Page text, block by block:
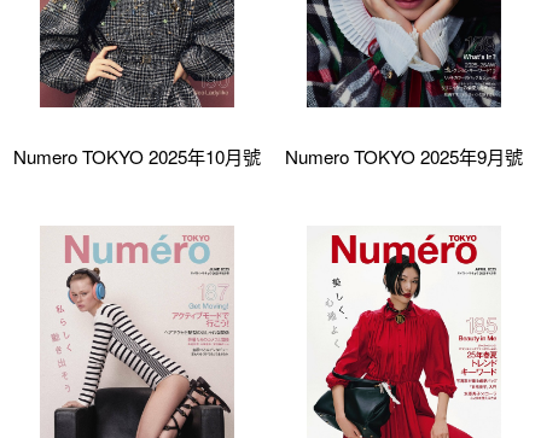
Numero TOKYO 2025年10月號 Numero TOKYO 2025年9月號